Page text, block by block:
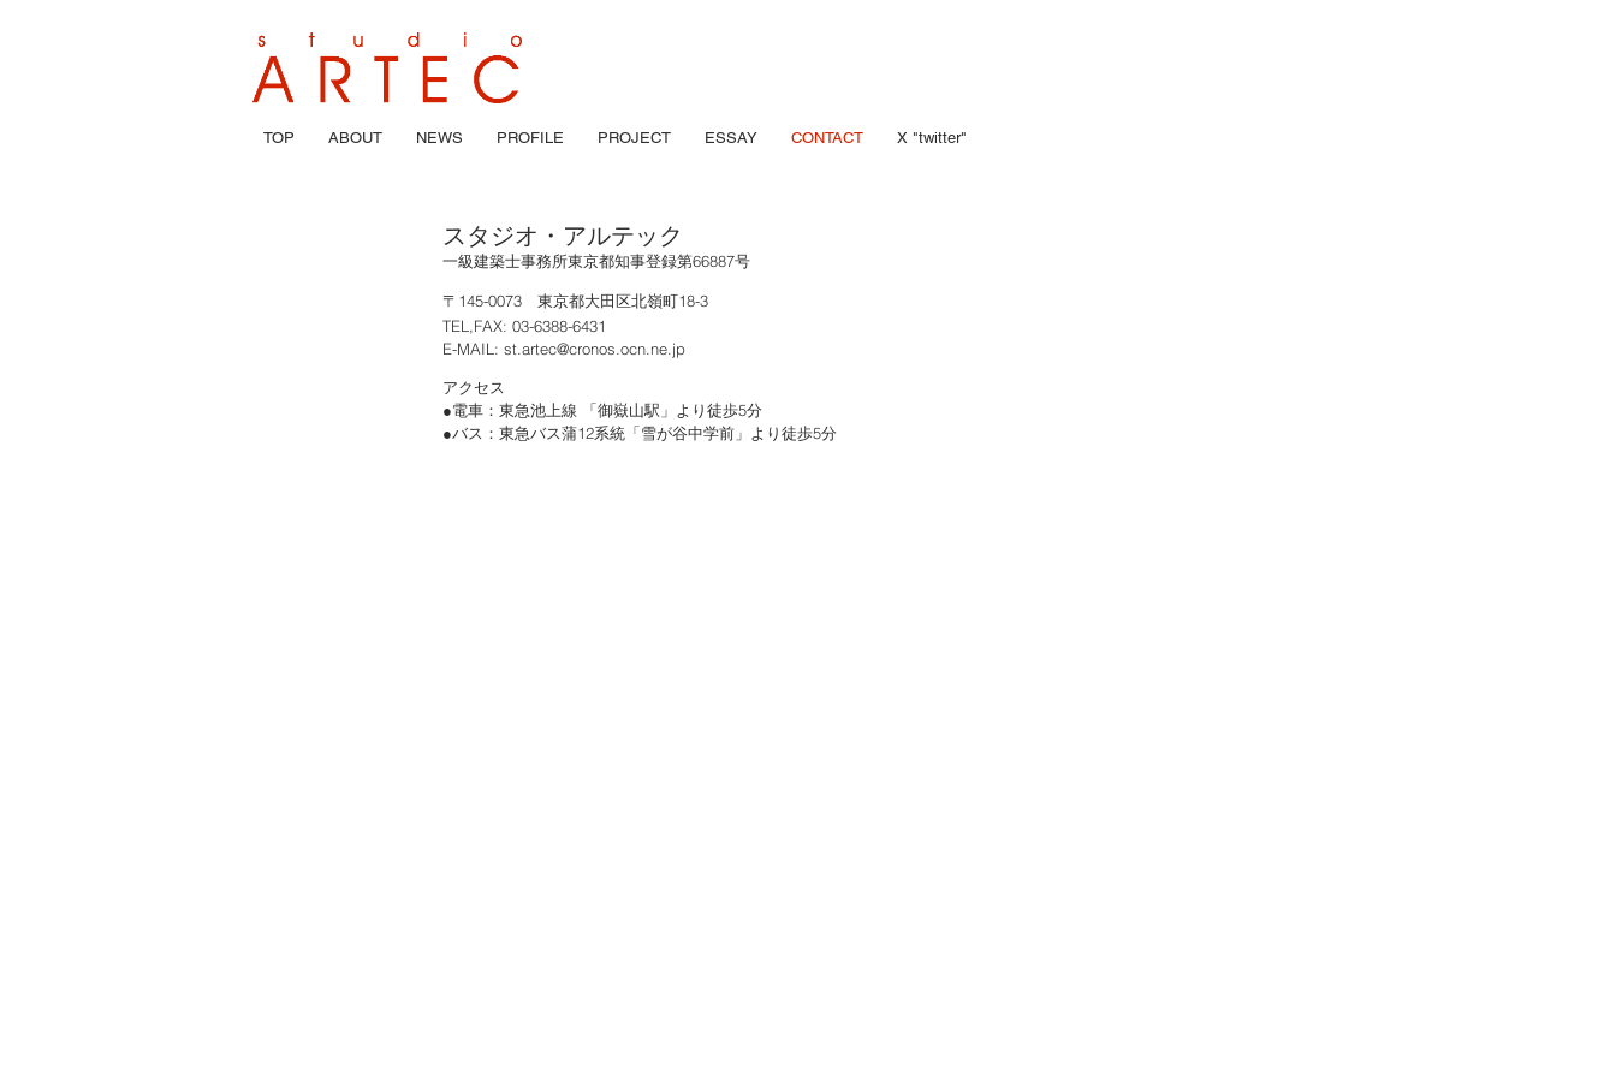
TOP ABOUT NEWS PROFILE PROJECT ESSAY CONTACT X "twitter"
スタジオ・アルテック
一級建築士事務所東京都知事登録第66887号
〒145-0073 東京都大田区北嶺町18-3
TEL,FAX: 03-6388-6431
E-MAIL: st.artec@cronos.ocn.ne.jp
​アクセス
●電車：東急池上線 「御嶽山駅」より徒歩5分
●バス：東急バス蒲12系統「雪が谷中学前」より徒歩5分